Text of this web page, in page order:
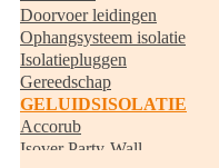
Doorvoer leidingen
Ophangsysteem isolatie
Isolatiepluggen
Gereedschap
GELUIDSISOLATIE
Accorub
Isover Party-Wall